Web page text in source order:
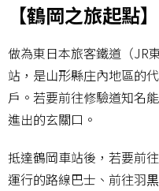
【鶴岡之旅起點】
做為東日本旅客鐵道（JR
站，是山形縣庄內地區的
戶。若要前往修驗道知名
進出的玄關口。
抵達鶴岡車站後，若要前
運行的路線巴士、前往羽